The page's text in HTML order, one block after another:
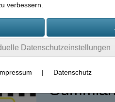
verbessern.
Datenschutzeinstellungen
| Datenschutz